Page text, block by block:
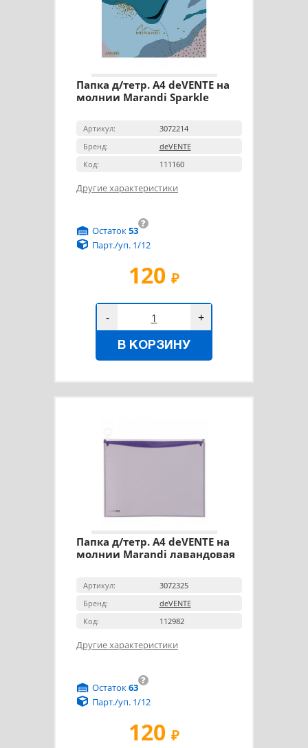
Папка д/тетр. А4 deVENTE на
молнии Marandi Sparkle
Артикул:
3072214
Бренд:
deVENTE
Код:
111160
Другие характеристики
120 ₽
?
Остаток53
Парт./уп. 1/12
- +
В КОРЗИНУ
Папка д/тетр. А4 deVENTE на
молнии Marandi лавандовая
Артикул:
3072325
Бренд:
deVENTE
Код:
112982
Другие характеристики
120 ₽
?
Остаток63
Парт./уп. 1/12